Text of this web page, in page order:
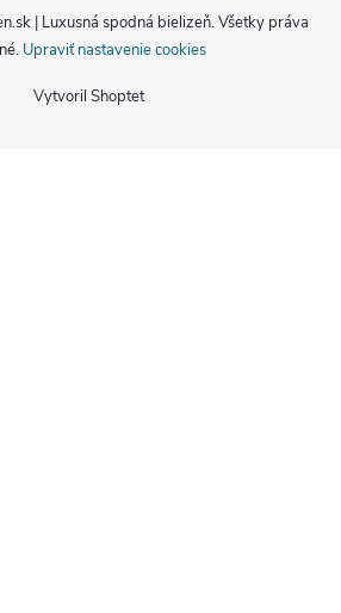
Vytvoril Shoptet
| Luxusná spodná bielizeň. Všetky práva
Upraviť nastavenie cookies